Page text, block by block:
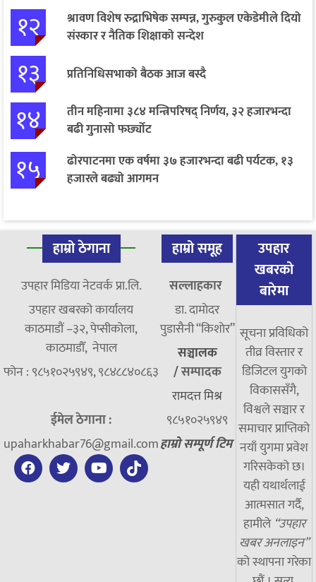
१२
श्रावण विशेष रुद्राभिषेक सम्पन्न, गुरुकुल एकेडेमीले दियो
संस्कार र नैतिक शिक्षाको सन्देश
१३ प्रतिनिधिसभाको बैठक आज बस्दै
१४
तीन महिनामा ३८४ मन्त्रिपरिषद् निर्णय, ३२ हजारभन्दा
बढी गुनासो फर्छ्योट
१५
ढोरपाटनमा एक वर्षमा ३७ हजारभन्दा बढी पर्यटक, १३
हजारले बढ्यो आगमन
हाम्रो ठेगाना
उपहार मिडिया नेटवर्क प्रा.लि.
उपहार खबरको कार्यालय
काठमाडौं –३२, पेप्सीकोला,
काठमाडौँ, नेपाल
फोन : ९८५१०२५९४९, ९८४८८४०८६३
ईमेल ठेगाना :
upaharkhabar76@gmail.com
हाम्रो समूह
सल्लाहकार
डा. दामाेदर
पुडासैनी “किशाेर”
सञ्चालक
/सम्पादक
रामदत्त मिश्र
९८५१०२५९४९
हाम्रो सम्पूर्ण टिम
उपहार
खबरको
बारेमा
सूचना प्रविधिको
तीव्र विस्तार र
डिजिटल युगको
विकाससँगै,
विश्वले सञ्चार र
समाचार प्राप्तिको
नयाँ युगमा प्रवेश
गरिसकेको छ।
यही यथार्थलाई
आत्मसात गर्दै,
हामीले “उपहार
खबर अनलाइन”
को स्थापना गरेका